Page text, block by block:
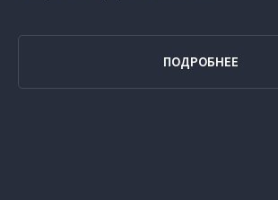
ПОДРОБНЕЕ